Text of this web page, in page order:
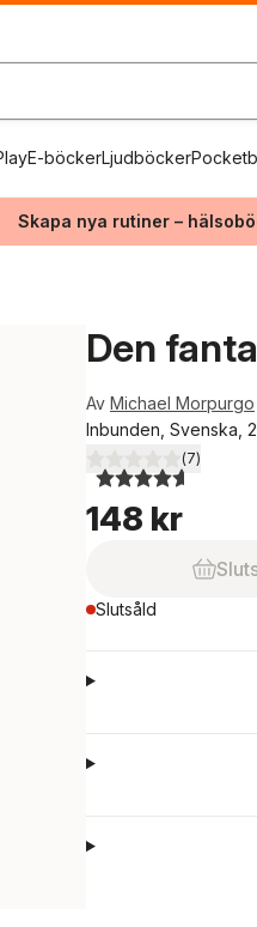
E-böckerLjudböcker
Skapa nya rutiner –
Den
Av Michael Morpurgo
Inbunden, Svenska,
4,6utav 5 stjärnor.
(7)
148 kr
Slutsåld